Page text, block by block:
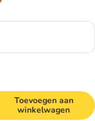
Toevoegen aan
winkelwagen